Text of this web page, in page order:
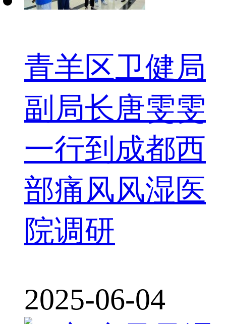
青羊区卫健局
副局长唐雯雯
一行到成都西
部痛风风湿医
院调研
2025-06-04